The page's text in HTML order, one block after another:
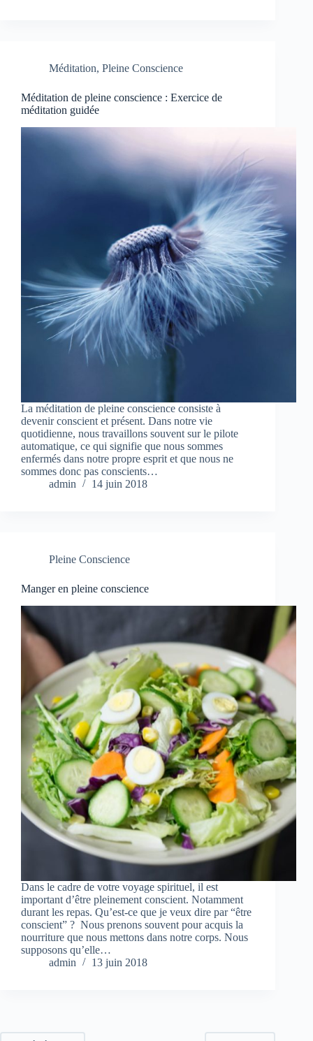
Méditation, Pleine Conscience
Méditation de pleine conscience : Exercice de
méditation guidée
La méditation de pleine conscience consiste à
devenir conscient et présent. Dans notre vie
quotidienne, nous travaillons souvent sur le pilote
automatique, ce qui signifie que nous sommes
enfermés dans notre propre esprit et que nous ne
sommes donc pas conscients…
admin
14 juin 2018
Pleine Conscience
Manger en pleine conscience
Dans le cadre de votre voyage spirituel, il est
important d’être pleinement conscient. Notamment
durant les repas. Qu’est-ce que je veux dire par “être
conscient” ? Nous prenons souvent pour acquis la
nourriture que nous mettons dans notre corps. Nous
supposons qu’elle…
admin
13 juin 2018